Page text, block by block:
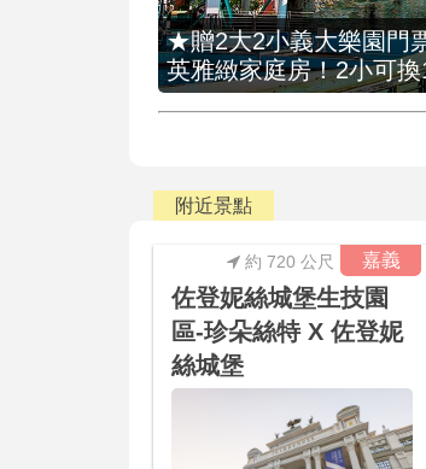
★贈2大2小義大樂園門
英雅緻家庭房！2小可
附近景點
嘉義
約 720 公尺
佐登妮絲城堡生技園
區-珍朵絲特 X 佐登妮
絲城堡